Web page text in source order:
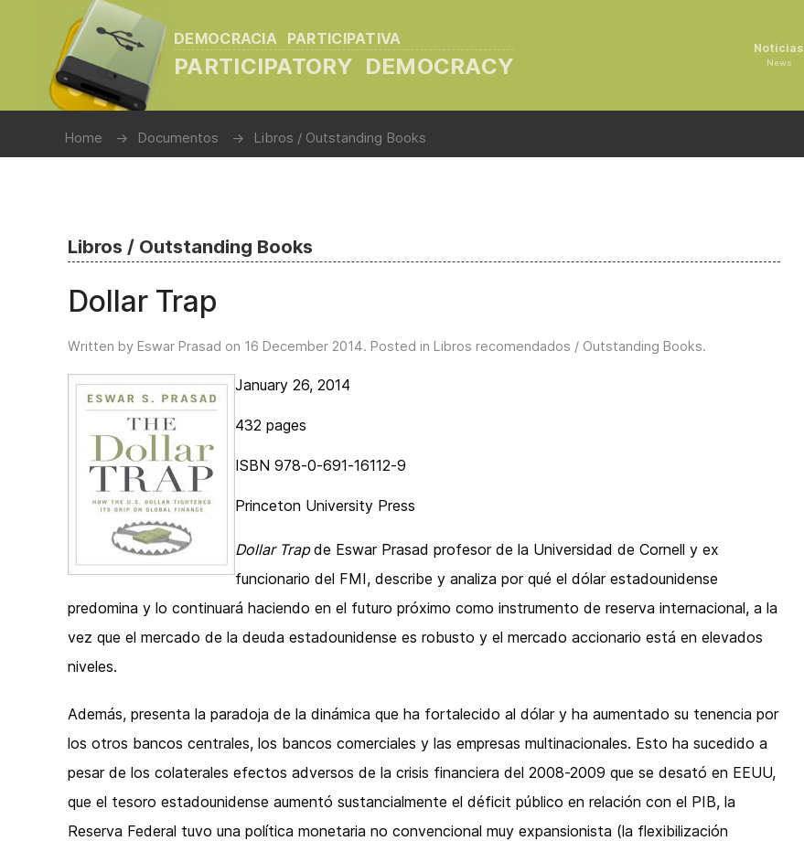
DEMOCRACIA PARTICIPATIVA
PARTICIPATORY DEMOCRACY
Noticias
News
Home Documentos Libros / Outstanding Books
Libros / Outstanding Books
Dollar Trap
Written by Eswar Prasad on 16 December 2014. Posted in Libros recomendados / Outstanding Books.
January 26, 2014
432 pages
ISBN 978-0-691-16112-9
Princeton University Press
Dollar Trapde Eswar Prasad profesor de la Universidad de Cornell y ex
funcionario del FMI, describe y analiza por qué el dólar estadounidense
predomina y lo continuará haciendo en el futuro próximo como instrumento de reserva internacional, a la
vez que el mercado de la deuda estadounidense es robusto y el mercado accionario está en elevados
niveles.
Además, presenta la paradoja de la dinámica que ha fortalecido al dólar y ha aumentado su tenencia por
los otros bancos centrales, los bancos comerciales y las empresas multinacionales. Esto ha sucedido a
pesar de los colaterales efectos adversos de la crisis financiera del 2008-2009 que se desató en EEUU,
que el tesoro estadounidense aumentó sustancialmente el déficit público en relación con el PIB, la
Reserva Federal tuvo una política monetaria no convencional muy expansionista (la flexibilización